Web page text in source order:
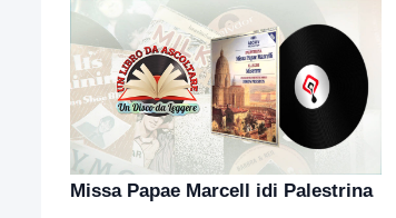
Missa Papae Marcell idi Palestrina